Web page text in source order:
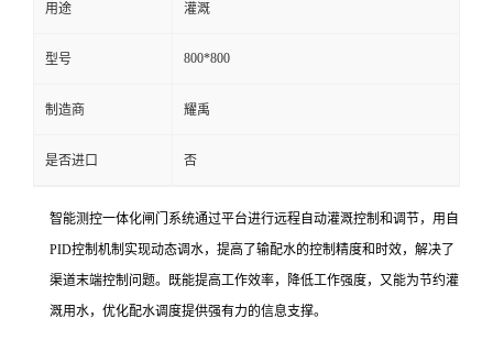
用途 灌溉
型号 800*800
制造商 耀禹
是否进口 否
智能测控一体化闸门系统通过平台进行远程自动灌溉控制和调节，用自
PID控制机制实现动态调水，提高了输配水的控制精度和时效，解决了
渠道末端控制问题。既能提高工作效率，降低工作强度，又能为节约灌
溉用水，优化配水调度提供强有力的信息支撑。